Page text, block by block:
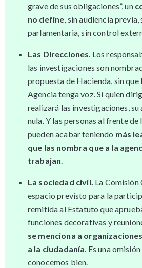
grave de sus obligaciones”, un
no define , sin audiencia
parlamentaria, sin control
Las Direcciones . Los
las investigaciones son
propuesta de Hacienda, sin que
Agencia tenga voz. Si quien
realizará las investigaciones,
nula. Y las personas al frente
pueden acabar teniendo más
que las nombra que a la
trabajan
La sociedad civil. La Comisión
espacio previsto para la
remitida al Estatuto que
funciones decorativas y
se menciona a
a la ciudadanía . Es una
conocemos bien.